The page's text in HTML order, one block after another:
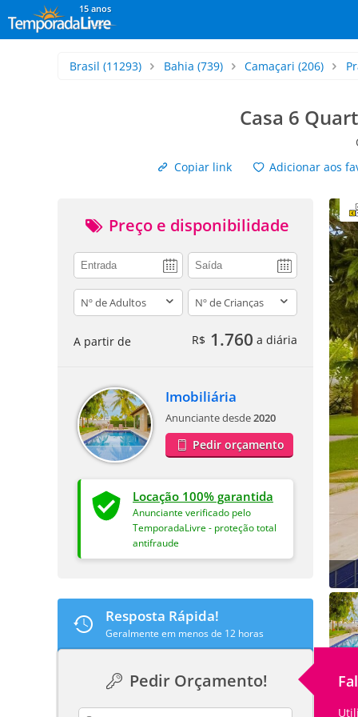
15 anos
Brasil (11293) Bahia (739) Camaçari (206)
Casa 6
Copiar link
Adicionar aos
Preço e disponibilidade
adults children
A partir de R$ 1.760 a diária
Imobiliária
Anunciante desde2020
Pedir orçamento
Locação 100% garantida
Anunciante verificado pelo
TemporadaLivre - proteção total
antifraude
Resposta Rápida!
Geralmente em menos de 12 horas
Pedir Orçamento!